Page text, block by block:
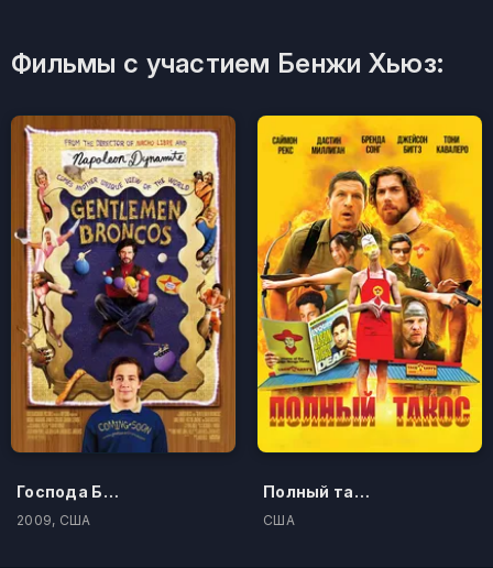
Фильмы с участием Бенжи Хьюз:
Господа Бронко
2009, США
Полный такос
США